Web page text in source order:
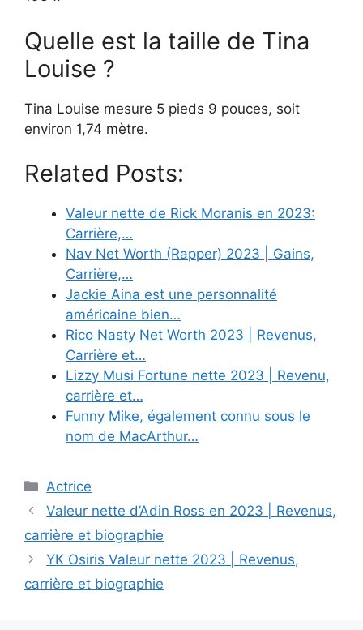
Quelle est la taille de Tina
Louise ?
Tina Louise mesure 5 pieds 9 pouces, soit
environ 1,74 mètre.
Related Posts:
Valeur nette de Rick Moranis en 2023:
Carrière,…
Nav Net Worth (Rapper) 2023 | Gains,
Carrière,…
Jackie Aina est une personnalité
américaine bien…
Rico Nasty Net Worth 2023 | Revenus,
Carrière et…
Lizzy Musi Fortune nette 2023 | Revenu,
carrière et…
Funny Mike, également connu sous le
nom de MacArthur…
Categories
Actrice
Valeur nette d’Adin Ross en 2023 | Revenus,
carrière et biographie
YK Osiris Valeur nette 2023 | Revenus,
carrière et biographie